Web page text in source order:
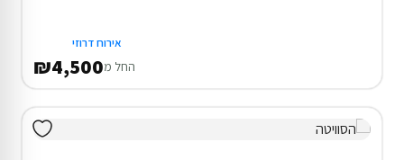
אירוח דרוזי
החל מ₪4,500